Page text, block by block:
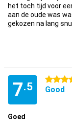
het toch tijd voor
aan de oude was
gekozen na lang
7.5
4 stars
Good
Goed